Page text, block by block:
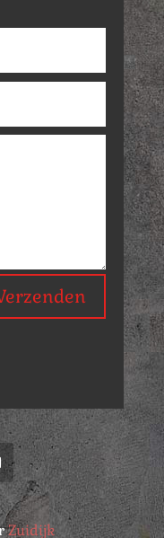
Zuidijk